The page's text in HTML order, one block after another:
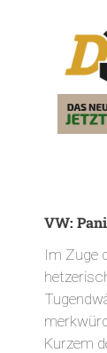
VW:
Im Zuge
Kurzem